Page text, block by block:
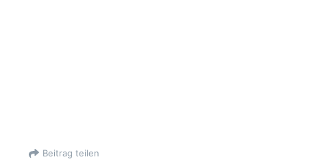
Beitrag teilen